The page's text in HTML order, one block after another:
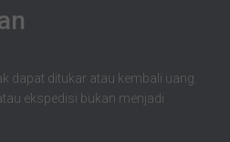
dapat ditukar atau kembali uang.
ekspedisi bukan menjadi